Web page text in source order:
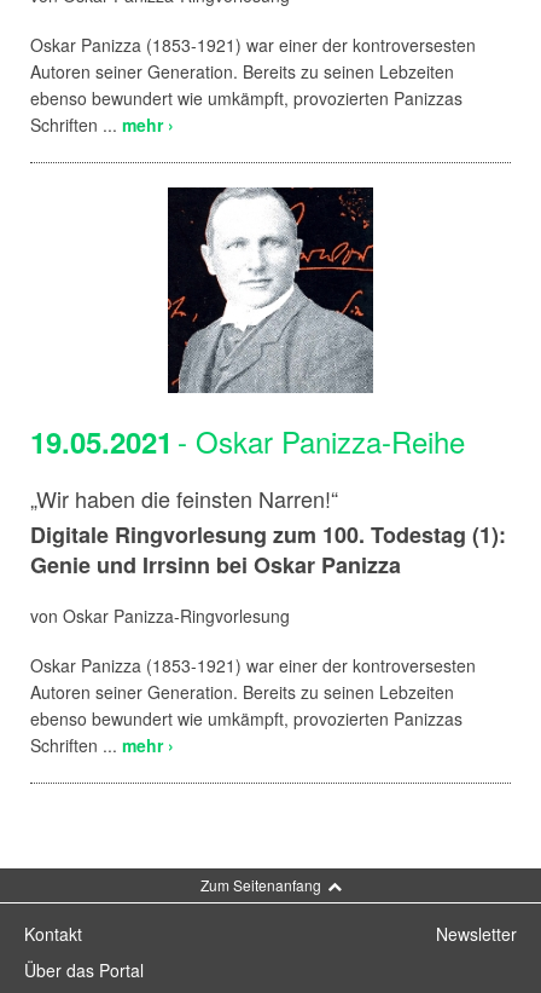
Oskar Panizza (1853-1921) war einer der kontroversesten
Autoren seiner Generation. Bereits zu seinen Lebzeiten
ebenso bewundert wie umkämpft, provozierten Panizzas
Schriften ... mehr ›
19.05.2021 - Oskar Panizza-Reihe
„Wir haben die feinsten Narren!“
Digitale Ringvorlesung zum 100. Todestag (1):
Genie und Irrsinn bei Oskar Panizza
von Oskar Panizza-Ringvorlesung
Oskar Panizza (1853-1921) war einer der kontroversesten
Autoren seiner Generation. Bereits zu seinen Lebzeiten
ebenso bewundert wie umkämpft, provozierten Panizzas
Schriften ... mehr ›
Zum Seitenanfang
Kontakt
Über das Portal
Newsletter